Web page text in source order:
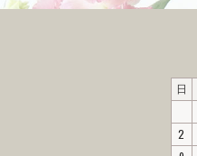
日
2